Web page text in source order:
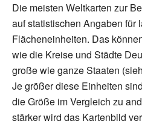
Die meisten Weltkarten zur
auf statistischen Angaben für
Flächeneinheiten. Das
wie die Kreise und Städte
große wie ganze Staaten
Je größer diese Einheiten
die Größe im Vergleich zu
stärker wird das Kartenbild